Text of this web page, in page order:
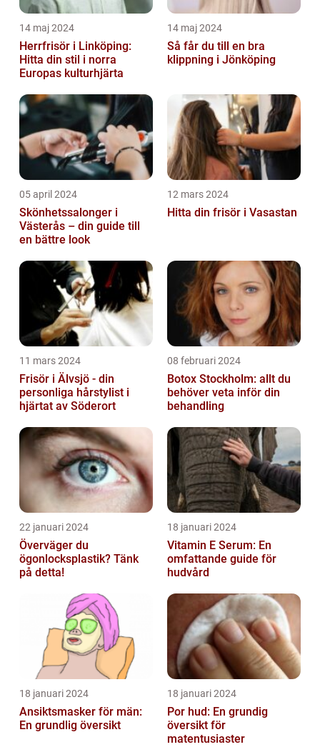
14 maj 2024
Herrfrisör i Linköping:
Hitta din stil i norra
Europas kulturhjärta
14 maj 2024
Så får du till en bra
klippning i Jönköping
05 april 2024
Skönhetssalonger i
Västerås – din guide till
en bättre look
12 mars 2024
Hitta din frisör i Vasastan
11 mars 2024
Frisör i Älvsjö - din
personliga hårstylist i
hjärtat av Söderort
08 februari 2024
Botox Stockholm: allt du
behöver veta inför din
behandling
22 januari 2024
Överväger du
ögonlocksplastik? Tänk
på detta!
18 januari 2024
Vitamin E Serum: En
omfattande guide för
hudvård
18 januari 2024
Ansiktsmasker för män:
En grundlig översikt
18 januari 2024
Por hud: En grundig
översikt för
matentusiaster